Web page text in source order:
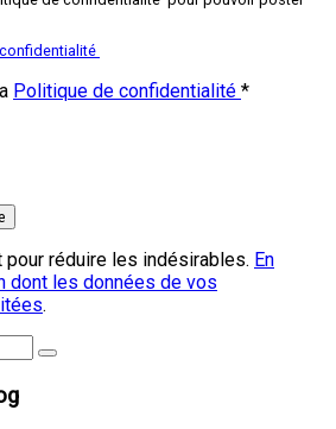
Politique de confidentialité *
réduire les indésirables. En
dont les données de vos
.